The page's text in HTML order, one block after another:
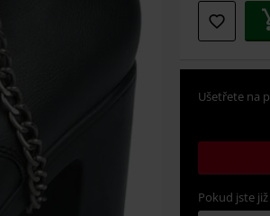
Ušetřete na
Pokud jste